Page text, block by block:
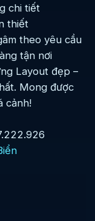
chi tiết
thiết
theo yêu cầu
tận nơi
Layout đẹp –
Mong được
cảnh!